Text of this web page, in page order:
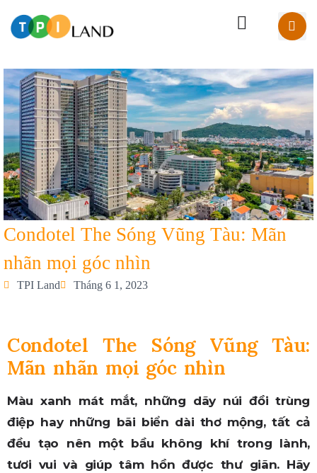
Condotel The Sóng Vũng Tàu: Mãn
nhãn mọi góc nhìn
TPI Land Tháng 6 1, 2023
Condotel The Sóng Vũng Tàu:
Mãn nhãn mọi góc nhìn
Màu xanh mát mắt, những dãy núi đồi trùng
điệp hay những bãi biển dài thơ mộng, tất cả
đều tạo nên một bầu không khí trong lành,
tươi vui và giúp tâm hồn được thư giãn. Hãy